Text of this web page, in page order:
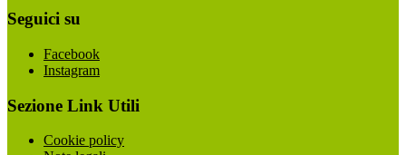
Seguici su
Facebook
Instagram
Sezione Link Utili
Cookie policy